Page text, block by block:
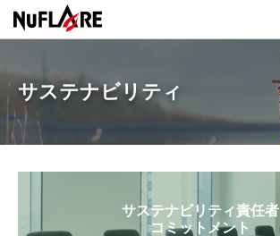
サステナビリティ
サステナビリティ責任者
コミットメント